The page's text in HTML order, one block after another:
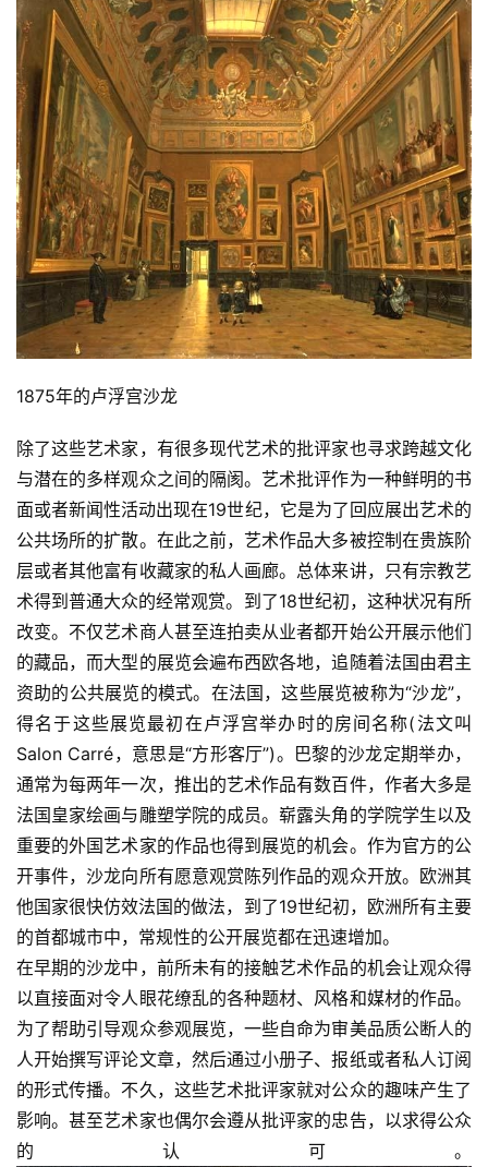
首
页
艺
坛
快
讯
书
法
征
稿
学
研
究
法
书
欣
赏
砚
边
夜
话
美
术
图
库
容
易
寫
錯
用
錯
的
繁
體
1875年的卢浮宫沙龙
除了这些艺术家，有很多现代艺术的批评家也寻求跨越文化
与潜在的多样观众之间的隔阂。艺术批评作为一种鲜明的书
面或者新闻性活动出现在19世纪，它是为了回应展出艺术的
公共场所的扩散。在此之前，艺术作品大多被控制在贵族阶
层或者其他富有收藏家的私人画廊。总体来讲，只有宗教艺
术得到普通大众的经常观赏。到了18世纪初，这种状况有所
改变。不仅艺术商人甚至连拍卖从业者都开始公开展示他们
的藏品，而大型的展览会遍布西欧各地，追随着法国由君主
资助的公共展览的模式。在法国，这些展览被称为“沙龙”，
得名于这些展览最初在卢浮宫举办时的房间名称(法文叫
Salon Carré，意思是“方形客厅”)。巴黎的沙龙定期举办，
通常为每两年一次，推出的艺术作品有数百件，作者大多是
法国皇家绘画与雕塑学院的成员。崭露头角的学院学生以及
重要的外国艺术家的作品也得到展览的机会。作为官方的公
开事件，沙龙向所有愿意观赏陈列作品的观众开放。欧洲其
他国家很快仿效法国的做法，到了19世纪初，欧洲所有主要
的首都城市中，常规性的公开展览都在迅速增加。
在早期的沙龙中，前所未有的接触艺术作品的机会让观众得
以直接面对令人眼花缭乱的各种题材、风格和媒材的作品。
为了帮助引导观众参观展览，一些自命为审美品质公断人的
人开始撰写评论文章，然后通过小册子、报纸或者私人订阅
的形式传播。不久，这些艺术批评家就对公众的趣味产生了
影响。甚至艺术家也偶尔会遵从批评家的忠告，以求得公众
的认可。